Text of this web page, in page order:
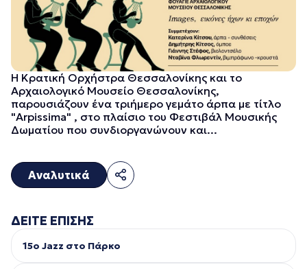
Η Κρατική Ορχήστρα Θεσσαλονίκης και το
Αρχαιολογικό Μουσείο Θεσσαλονίκης,
παρουσιάζουν ένα τριήμερο γεμάτο άρπα με τίτλο
"Arpissima" , στο πλαίσιο του Φεστιβάλ Μουσικής
Δωματίου που συνδιοργανώνουν και...
Αναλυτικά
ΔΕΙΤΕ ΕΠΙΣΗΣ
15ο Jazz στο Πάρκο